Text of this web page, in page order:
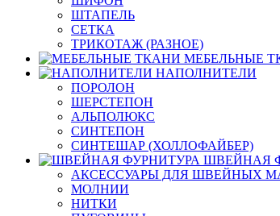
ШТАПЕЛЬ
СЕТКА
ТРИКОТАЖ (РАЗНОЕ)
МЕБЕЛЬНЫЕ
НАПОЛНИТЕЛИ
ПОРОЛОН
ШЕРСТЕПОН
АЛЬПОЛЮКС
СИНТЕПОН
СИНТЕШАР (ХОЛЛОФАЙБЕР)
ШВЕЙНАЯ
АКСЕССУАРЫ ДЛЯ ШВЕЙНЫХ
МОЛНИИ
НИТКИ